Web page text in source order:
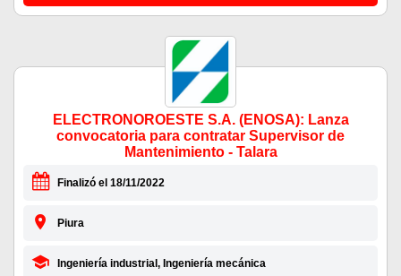
ELECTRONOROESTE S.A. (ENOSA): Lanza
convocatoria para contratar Supervisor de
Mantenimiento - Talara
Finalizó el 18/11/2022
Piura
Ingeniería industrial, Ingeniería mecánica